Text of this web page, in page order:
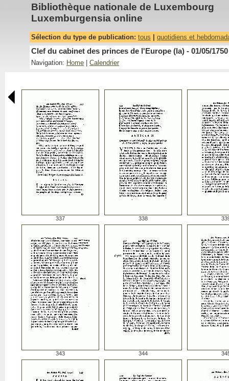
Bibliothèque nationale de Luxembourg
Luxemburgensia online
Sélection du type de publication: tous quotidiens et
Clef du cabinet des princes de l'Europe (la) - 01/05/1750
Navigation: Home Calendrier
337 338
343 344